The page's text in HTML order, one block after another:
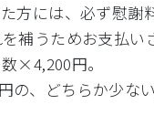
方には、必ず慰
補うためお支払い
×4,200円。
、どちらか少ない